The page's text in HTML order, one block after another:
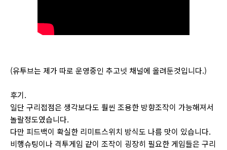
(유투브는 제가 따로 운영중인 추고넷 채널에 올려둔것입니다.)
후기.
일단 구리접점은 생각보다도 훨씬 조용한 방향조작이 가능해져서
놀랄정도였습니다.
다만 피드백이 확실한 리미트스위치 방식도 나름 맛이 있습니다.
비행슈팅이나 격투게임 같이 조작이 굉장히 필요한 게임들은 구리